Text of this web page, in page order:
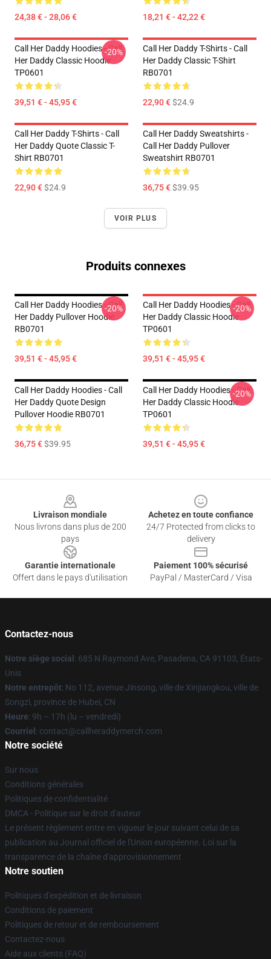
24,38 € - 28,06 € 18,21 € - 42,22 €
Call Her Daddy Hoodies - Call
Her Daddy Classic Hoodie
TP0601
39,51 € - 45,95 €
-20%
Call Her Daddy T-Shirts - Call
Her Daddy Classic T-Shirt
RB0701
22,90 €$24.9
Call Her Daddy T-Shirts - Call
Her Daddy Quote Classic T-
Shirt RB0701
22,90 €$24.9
Call Her Daddy Sweatshirts -
Call Her Daddy Pullover
Sweatshirt RB0701
36,75 €$39.95
VOIR PLUS
Produits connexes
Call Her Daddy Hoodies - Call
Her Daddy Pullover Hoodie
RB0701
39,51 € - 45,95 €
-20%
Call Her Daddy Hoodies - Call
Her Daddy Classic Hoodie
TP0601
39,51 € - 45,95 €
-20%
Call Her Daddy Hoodies - Call
Her Daddy Quote Design
Pullover Hoodie RB0701
36,75 €$39.95
Call Her Daddy Hoodies - Call
Her Daddy Classic Hoodie
TP0601
39,51 € - 45,95 €
-20%
Livraison mondiale
Nous livrons dans plus de 200
pays
Achetez en toute confiance
24/7 Protected from clicks to
delivery
Garantie internationale
Offert dans le pays d'utilisation
Paiement 100% sécurisé
PayPal / MasterCard / Visa
Contactez-nous
Notre siège social : 685 N Raymond Ave, Pasadena, CA 91103, États-
Unis
Notre entrepôt: No 112, avenue Jinsong, ville de Xinjiangkou, ville de
Songzi, province de Hubei, CN
Heure: 9h – 17h (lu – vendredi)
Courriel : contact@callheraddymerch.com
Notre société
Sur nous
Conditions générales
Politiques de confidentialité
DMCA - Politique sur le droit d'auteur
Le présent règlement entre en vigueur le jour suivant celui de sa
publication au Journal officiel de l'Union européenne. Loi sur la
transparence de la chaîne d'approvisionnement
Notre soutien
Politiques d'expédition et de livraison
Conditions de paiement
Politiques de retour et de remboursement
Contactez-nous
Aide aux clients (FAQ)